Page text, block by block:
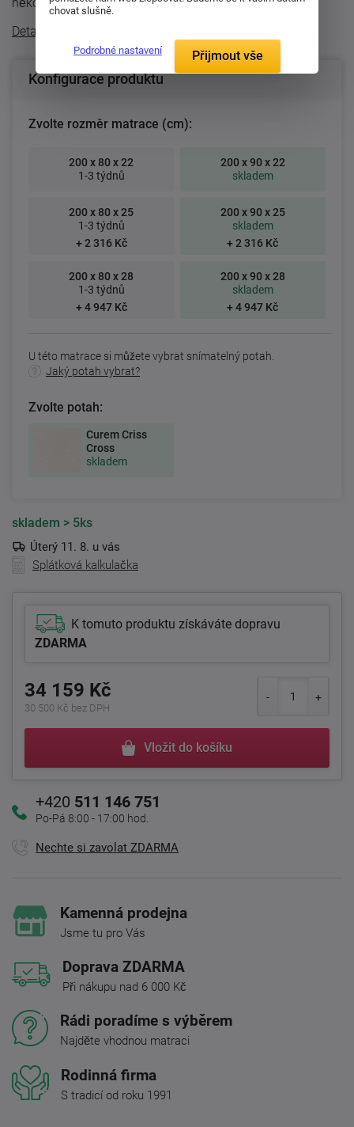
Detailní popis
Konfigurace produktu
Zvolte rozměr matrace (cm):
200 x 80 x 22
1-3 týdnů
200 x 90 x 22
skladem
200 x 80 x 25
1-3 týdnů
+ 2 316 Kč
200 x 90 x 25
skladem
+ 2 316 Kč
200 x 80 x 28
1-3 týdnů
+ 4 947 Kč
200 x 90 x 28
skladem
+ 4 947 Kč
U této matrace si můžete vybrat snímatelný potah.
Jaký potah vybrat?
Zvolte potah:
Curem Criss
Cross
skladem
skladem > 5ks
Úterý 11. 8. u vás
Splátková kalkulačka
K tomuto produktu získáváte dopravu
ZDARMA
34 159 Kč
30 500 Kč bez DPH
Vložit do košíku
+420 511 146 751
Po-Pá 8:00 - 17:00 hod.
Nechte si zavolat ZDARMA
Kamenná prodejna
Jsme tu pro Vás
Doprava ZDARMA
Při nákupu nad 6 000 Kč
Rádi poradíme s výběrem
Najděte vhodnou matraci
Rodinná firma
S tradicí od roku 1991
chovat slušně.
Podrobné nastavení Přijmout vše